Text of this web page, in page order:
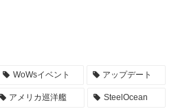
WoWsイベント アップデート
アメリカ巡洋艦 SteelOcean